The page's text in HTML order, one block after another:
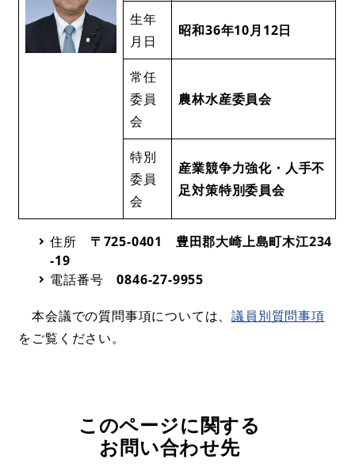
生年
月日
昭和36年10月12日
常任
委員
会
農林水産委員会
特別
委員
会
産業競争力強化・人手不
足対策特別委員会
住所 〒725-0401 豊田郡大崎上島町木江234
-19
電話番号0846-27-9955
本会議での質問事項については、議員別質問事項
をご覧ください。
このページに関する
お問い合わせ先